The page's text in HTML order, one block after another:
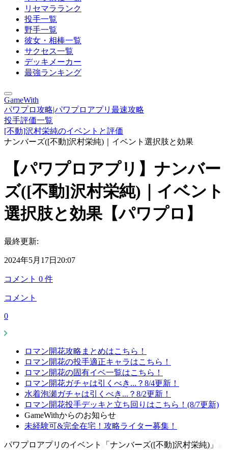
リセマラランク
投手一覧
野手一覧
彼女・相棒一覧
サクセス一覧
デッキメーカー
最強ランキング
GameWith
パワプロ攻略|パワプロアプリ最速攻略
投手評価一覧
[不動]沢村栄純のイベントと評価
ナンバーズ([不動]沢村栄純)｜イベント選択肢と効果
【パワプロアプリ】ナンバー
ズ([不動]沢村栄純)｜イベント
選択肢と効果【パワプロ】
最終更新:
2024年5月17日20:07
コメント 0 件
コメント
0
ロマン開花攻略まとめはこちら！
ロマン開花の投手適正キャラはこちら！
ロマン開花の固有イベ一覧はこちら！
ロマン開花ガチャは引くべき...？8/4更新！
水着泡瀬ガチャは引くべき...？8/2更新！
ロマン開花投手デッキと立ち回りはこちら！(8/7更新)
GameWithからのお知らせ
未経験可&完全在宅！攻略ライター募集！
パワプロアプリのイベント「ナンバーズ([不動]沢村栄純)」